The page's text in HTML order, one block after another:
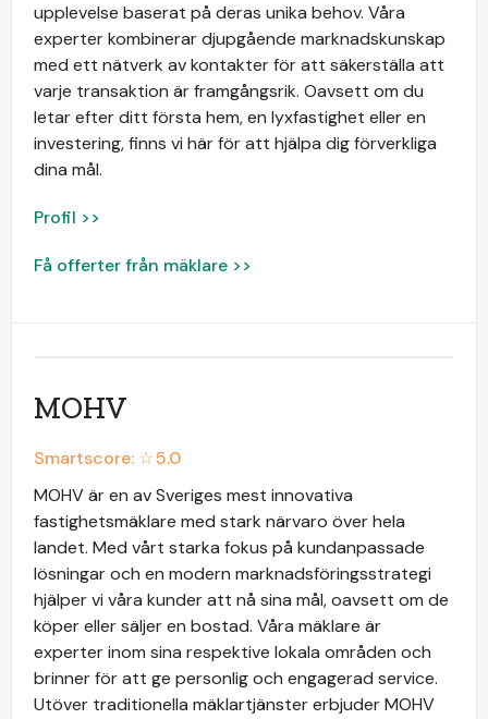
upplevelse baserat på deras unika behov. Våra
experter kombinerar djupgående marknadskunskap
med ett nätverk av kontakter för att säkerställa att
varje transaktion är framgångsrik. Oavsett om du
letar efter ditt första hem, en lyxfastighet eller en
investering, finns vi här för att hjälpa dig förverkliga
dina mål.
Profil >>
Få offerter från mäklare >>
MOHV
Smartscore: ☆5.0
MOHV är en av Sveriges mest innovativa
fastighetsmäklare med stark närvaro över hela
landet. Med vårt starka fokus på kundanpassade
lösningar och en modern marknadsföringsstrategi
hjälper vi våra kunder att nå sina mål, oavsett om de
köper eller säljer en bostad. Våra mäklare är
experter inom sina respektive lokala områden och
brinner för att ge personlig och engagerad service.
Utöver traditionella mäklartjänster erbjuder MOHV